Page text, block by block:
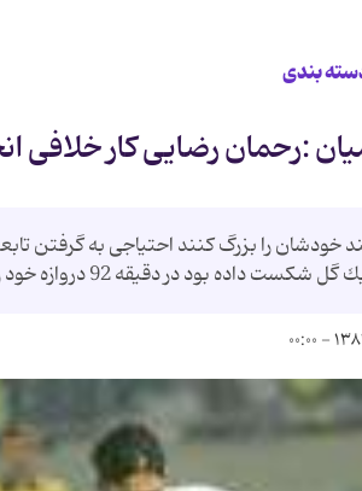
بندی
:رحمان رضایی كار خلافی
را بزرگ كنند احتیاجی به گرفتن
92 دروازه خود را باز شده دید تا یاران وحید هاشمیان برد را با تساوی ع...